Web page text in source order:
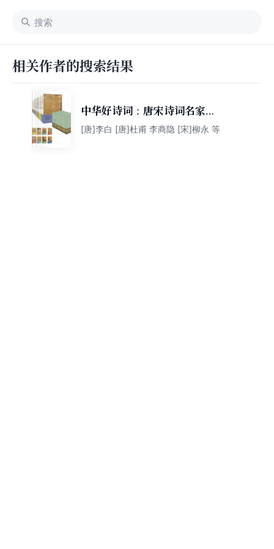
相关作者的搜索结果
中华好诗词：唐宋诗词名家精
品（盒装全十卷）（名家注释
[唐]李白 [唐]杜甫 李商隐 [宋]柳永 等